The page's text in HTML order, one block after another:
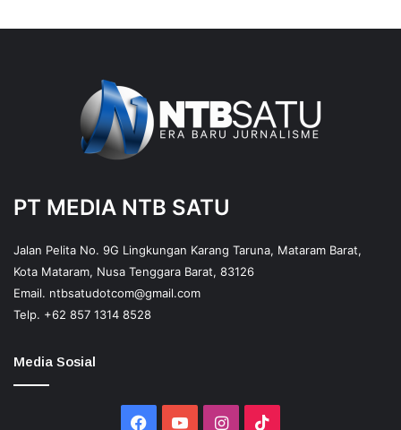
PT MEDIA NTB SATU
Jalan Pelita No. 9G Lingkungan Karang Taruna, Mataram Barat,
Kota Mataram, Nusa Tenggara Barat, 83126
Email. ntbsatudotcom@gmail.com
Telp. +62 857 1314 8528
Media Sosial
Facebook
YouTubeInstagram